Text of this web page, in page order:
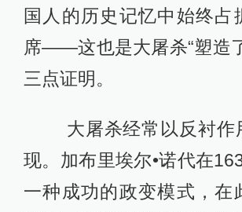
国人的历史记忆中始终占
席——这也是大屠杀“塑造
三点证明。
大屠杀经常以反衬作
现。加布里埃尔•诺代在
一种成功的政变模式，在